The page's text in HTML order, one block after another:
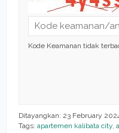
Kode Keamanan tidak
Ditayangkan: 23 February
Tags: apartemen kalibata city,